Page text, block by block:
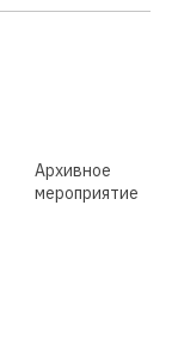
Архивное
мероприятие